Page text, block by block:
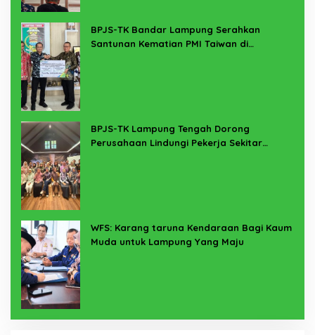
BPJS-TK Bandar Lampung Serahkan
Santunan Kematian PMI Taiwan di
BPJS-TK Lampung Tengah Dorong
Perusahaan Lindungi Pekerja Sekitar
WFS: Karang taruna Kendaraan Bagi Kaum
Muda untuk Lampung Yang Maju